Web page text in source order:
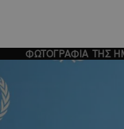
ΦΩΤΟΓΡΑΦΙΑ ΤΗΣ